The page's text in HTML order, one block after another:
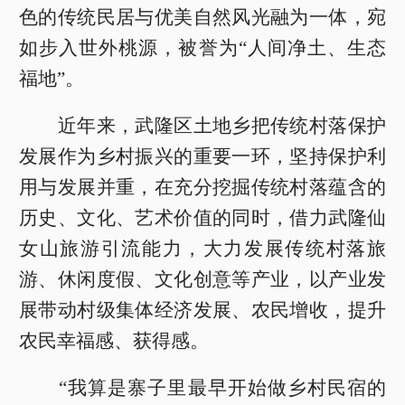
色的传统民居与优美自然风光融为一体，宛
如步入世外桃源，被誉为“人间净土、生态
福地”。
近年来，武隆区土地乡把传统村落保护
发展作为乡村振兴的重要一环，坚持保护利
用与发展并重，在充分挖掘传统村落蕴含的
历史、文化、艺术价值的同时，借力武隆仙
女山旅游引流能力，大力发展传统村落旅
游、休闲度假、文化创意等产业，以产业发
展带动村级集体经济发展、农民增收，提升
农民幸福感、获得感。
“我算是寨子里最早开始做乡村民宿的